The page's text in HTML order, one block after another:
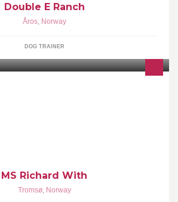
Double E Ranch
Åros, Norway
DOG TRAINER
MS Richard With
Tromsø, Norway